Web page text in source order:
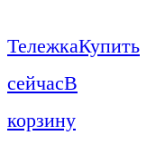
ТележкаКупить
сейчасВ
корзину